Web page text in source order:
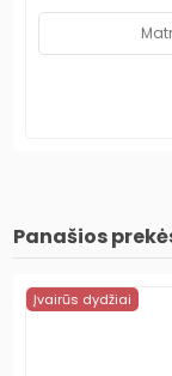
Panašios
Įvairūs dydžiai